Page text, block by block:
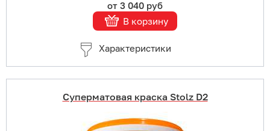
от 3 040 руб
В корзину
Характеристики
Суперматовая краска Stolz D2